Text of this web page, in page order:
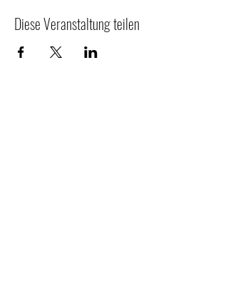
Diese Veranstaltung teilen